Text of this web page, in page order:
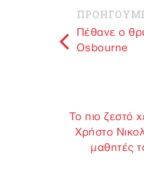
Πέθανε ο
Osbourne
Το πιο ζεστό
Χρήστο
μαθητές